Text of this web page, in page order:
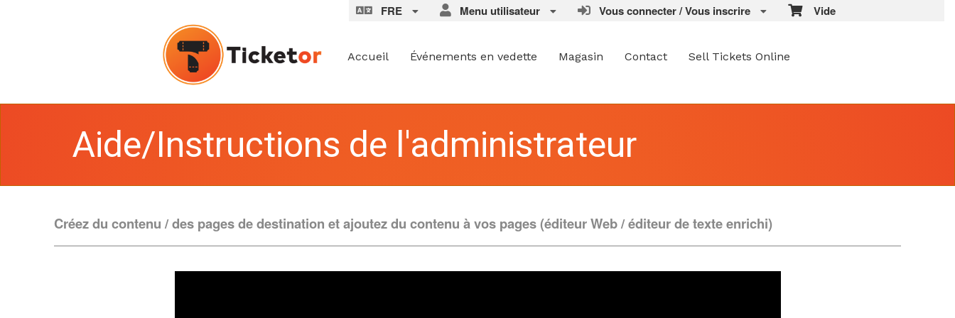
Vide
Vous connecter / Vous inscrire
Menu utilisateur
FRE
Accueil Événements en vedette Magasin Contact Sell Tickets Online
Aide/Instructions de l'administrateur
Créez du contenu / des pages de destination et ajoutez du contenu à vos pages (éditeur Web / éditeur de texte enrichi)